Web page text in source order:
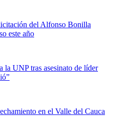
del Alfonso Bonilla
este año
la UNP tras asesinato de líder
en el Valle del Cauca